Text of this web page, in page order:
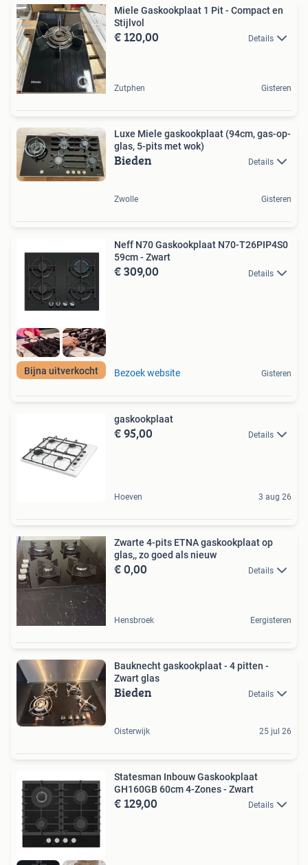
Miele Gaskookplaat 1 Pit - Compact en
Stijlvol
€ 120,00 Details
Zutphen Gisteren
Luxe Miele gaskookplaat (94cm, gas-op-
glas, 5-pits met wok)
Bieden Details
Zwolle Gisteren
Bijna uitverkocht
Neff N70 Gaskookplaat N70-T26PIP4S0
59cm - Zwart
€ 309,00 Details
Bezoek website Gisteren
gaskookplaat
€ 95,00 Details
Hoeven 3 aug 26
Zwarte 4-pits ETNA gaskookplaat op
glas,, zo goed als nieuw
€ 0,00 Details
Hensbroek Eergisteren
Bauknecht gaskookplaat - 4 pitten -
Zwart glas
Bieden Details
Oisterwijk 25 jul 26
Statesman Inbouw Gaskookplaat
GH160GB 60cm 4-Zones - Zwart
€ 129,00 Details